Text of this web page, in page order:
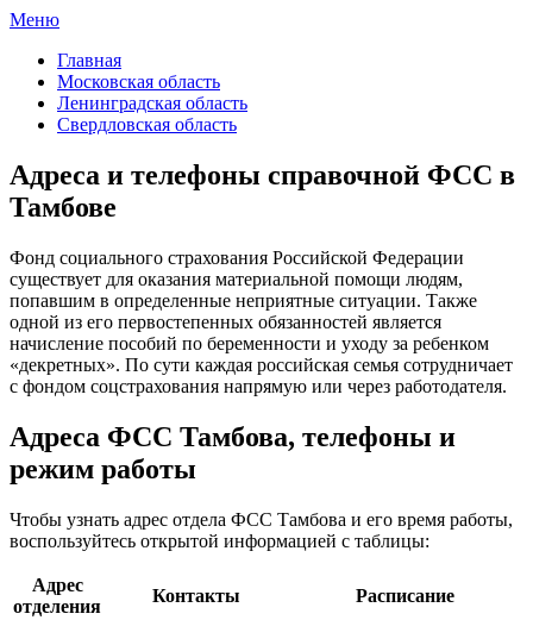
Меню
Главная
Московская область
Ленинградская область
Свердловская область
Адреса и телефоны справочной ФСС в
Тамбове
Фонд социального страхования Российской Федерации
существует для оказания материальной помощи людям,
попавшим в определенные неприятные ситуации. Также
одной из его первостепенных обязанностей является
начисление пособий по беременности и уходу за ребенком
«декретных». По сути каждая российская семья сотрудничает
с фондом соцстрахования напрямую или через работодателя.
Адреса ФСС Тамбова, телефоны и
режим работы
Чтобы узнать адрес отдела ФСС Тамбова и его время работы,
воспользуйтесь открытой информацией с таблицы:
Адрес
отделения
Контакты Расписание